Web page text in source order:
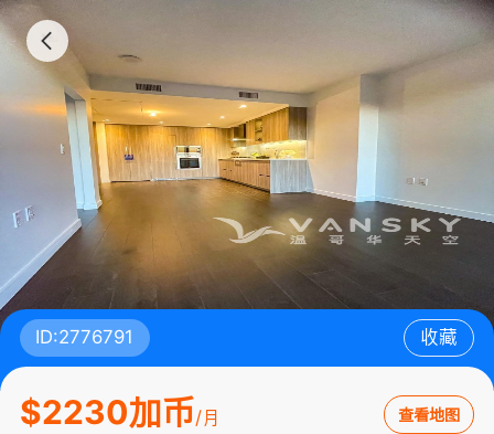
ID:2776791 收藏
$2230加币/月 查看地图